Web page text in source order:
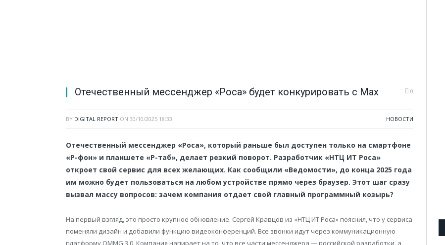
Отечественный мессенджер «Роса» будет конкурировать с Max 0
BY DIGITAL REPORT ON 30/10/2025 18:33 НОВОСТИ
Отечественный мессенджер «Роса», который раньше был доступен только на смартфоне
«Р-фон» и планшете «Р-таб», делает резкий поворот. Разработчик «НТЦ ИТ Роса»
откроет свой сервис для всех желающих. Как сообщили «Ведомости», до конца 2025 года
им можно будет пользоваться на любом устройстве прямо через браузер. Этот шаг сразу
вызвал массу вопросов: зачем компания отдает свой главный программный козырь?
На первый взгляд, это просто крупное обновление. Сергей Кравцов из «НТЦ ИТ Роса» пояснил, что у сервиса
поменяли дизайн и добавили функцию видеоконференций. Все звонки идут через коммуникационную
платформу OMMG 3.0. Компания напирает на то, что все части мессенджера — российской разработки, а